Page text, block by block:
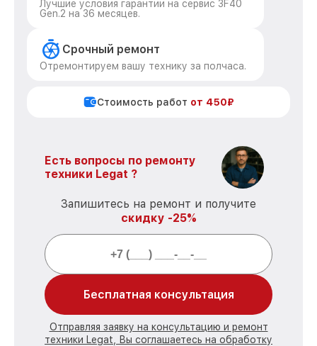
Лучшие условия гарантии на сервис 3F40
Gen.2 на 36 месяцев.
Срочный ремонт
Отремонтируем вашу технику за полчаса.
Стоимость работ от 450₽
Есть вопросы по ремонту
техники Legat ?
Запишитесь на ремонт и получите
скидку -25%
Бесплатная консультация
Отправляя заявку на консультацию и ремонт
техники Legat, Вы соглашаетесь на обработку